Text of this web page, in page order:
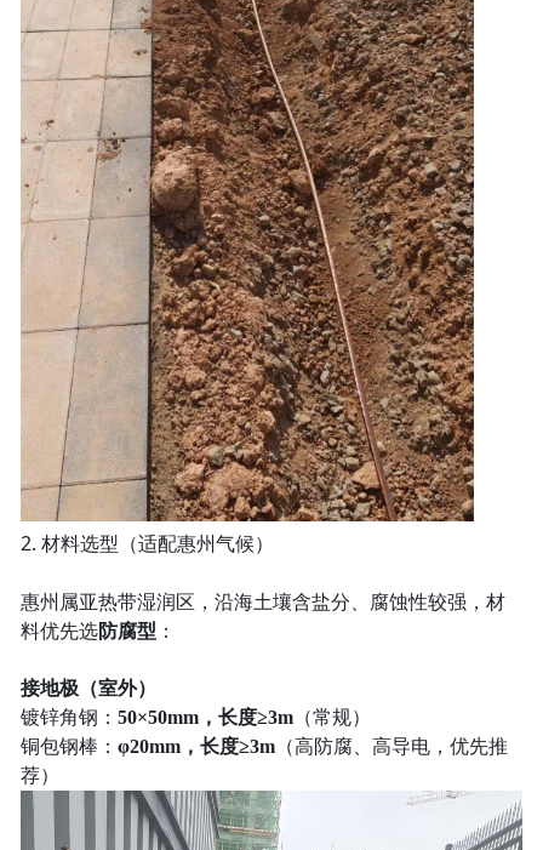
2. 材料选型（适配惠州气候）
惠州属亚热带湿润区，沿海土壤含盐分、腐蚀性较强，材
料优先选防腐型：
接地极（室外）
镀锌角钢： 50×50mm，长度≥3m（常规）
铜包钢棒： φ20mm，长度≥3m（高防腐、高导电，优先推
荐）